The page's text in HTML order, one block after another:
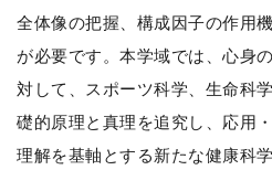
全体像の把握、構成因子の作用
が必要です。本学域では、心身
対して、スポーツ科学、生命科
礎的原理と真理を追究し、応用
理解を基軸とする新たな健康科